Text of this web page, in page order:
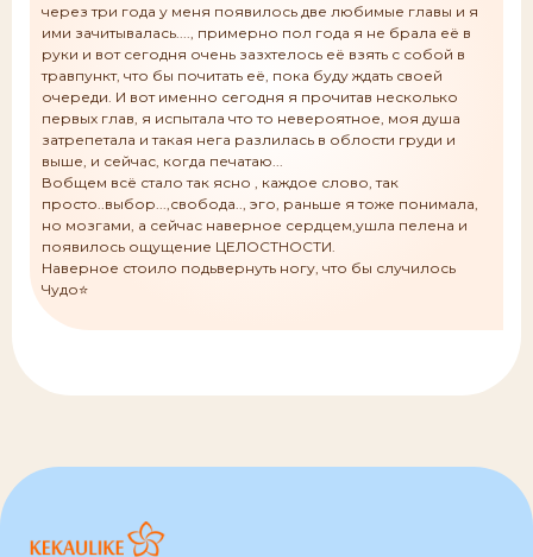
через три года у меня появилось две любимые главы и я
ими зачитывалась...., примерно пол года я не брала её в
руки и вот сегодня очень зазхтелось её взять с собой в
травпункт, что бы почитать её, пока буду ждать своей
очереди. И вот именно сегодня я прочитав несколько
первых глав, я испытала что то невероятное, моя душа
затрепетала и такая нега разлилась в облости груди и
выше, и сейчас, когда печатаю...
Вобщем всё стало так ясно , каждое слово, так
просто..выбор...,свобода.., эго, раньше я тоже понимала,
но мозгами, а сейчас наверное сердцем,ушла пелена и
появилось ощущение ЦЕЛОСТНОСТИ.
Наверное стоило подьвернуть ногу, что бы случилось
Чудо⭐